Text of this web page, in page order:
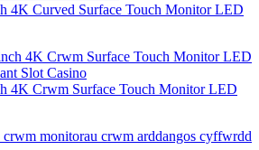
4K Curved Surface Touch Monitor LED
4K Crwm Surface Touch Monitor LED